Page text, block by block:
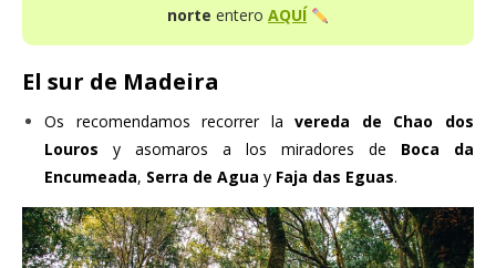
norte enteroAQUÍ
El sur de Madeira
Os recomendamos recorrer lavereda de Chao dos
Louros y asomaros a los miradores de Boca da
Encumeada, Serra de Agua y Faja das Eguas.